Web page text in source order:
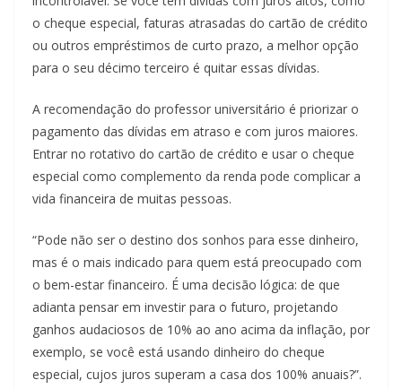
o cheque especial, faturas atrasadas do cartão de crédito
ou outros empréstimos de curto prazo, a melhor opção
para o seu décimo terceiro é quitar essas dívidas.
A recomendação do professor universitário é priorizar o
pagamento das dívidas em atraso e com juros maiores.
Entrar no rotativo do cartão de crédito e usar o cheque
especial como complemento da renda pode complicar a
vida financeira de muitas pessoas.
“Pode não ser o destino dos sonhos para esse dinheiro,
mas é o mais indicado para quem está preocupado com
o bem-estar financeiro. É uma decisão lógica: de que
adianta pensar em investir para o futuro, projetando
ganhos audaciosos de 10% ao ano acima da inflação, por
exemplo, se você está usando dinheiro do cheque
especial, cujos juros superam a casa dos 100% anuais?”.